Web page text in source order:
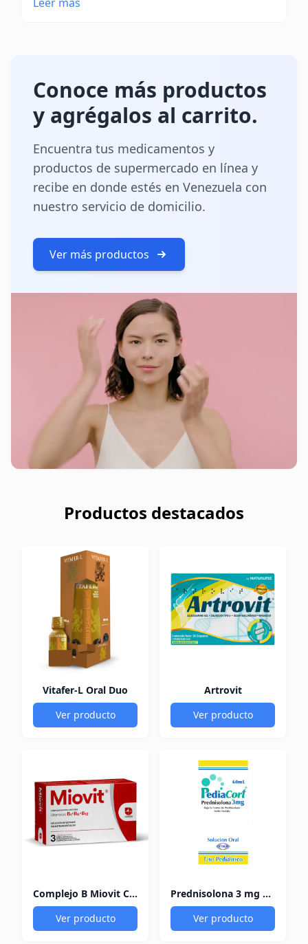
Conoce más productos
y agrégalos al carrito.
Encuentra tus medicamentos y
productos de supermercado en línea y
recibe en donde estés en Venezuela con
nuestro servicio de domicilio.
Ver más productos
Productos destacados
Vitafer-L Oral Duo
Ver producto
Artrovit
Ver producto
Complejo B Miovit Cofasa
Ver producto
Prednisolona 3 mg Pediacort
Ver producto